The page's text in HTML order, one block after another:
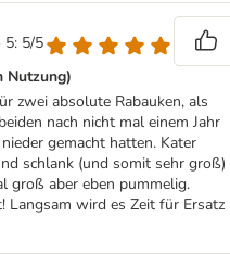
5: 5/5
Nutzung)
zwei absolute Rabauken, als
nach nicht mal einem Jahr
gemacht hatten. Kater
schlank (und somit sehr groß)
groß aber eben pummelig.
Langsam wird es Zeit für Ersatz